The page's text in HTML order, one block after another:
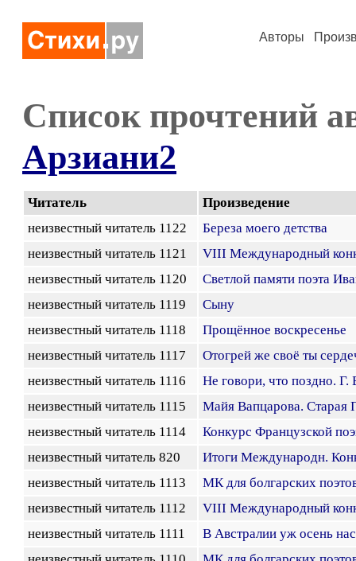
Авторы
Список прочтений
Арзиани2
Читатель
Произведение
неизвестный читатель 1122
Береза моего детства
неизвестный читатель 1121
VIII Международный
неизвестный читатель 1120
Светлой памяти поэта
неизвестный читатель 1119
Сыну
неизвестный читатель 1118
Прощённое воскресенье
неизвестный читатель 1117
Отогрей же своё ты
неизвестный читатель 1116
Не говори, что поздно. Г.
неизвестный читатель 1115
Майя Вапцарова. Старая
неизвестный читатель 1114
Конкурс Французской
неизвестный читатель 820
Итоги Международн.
неизвестный читатель 1113
МК для болгарских
неизвестный читатель 1112
VIII Международный
неизвестный читатель 1111
В Австралии уж осень